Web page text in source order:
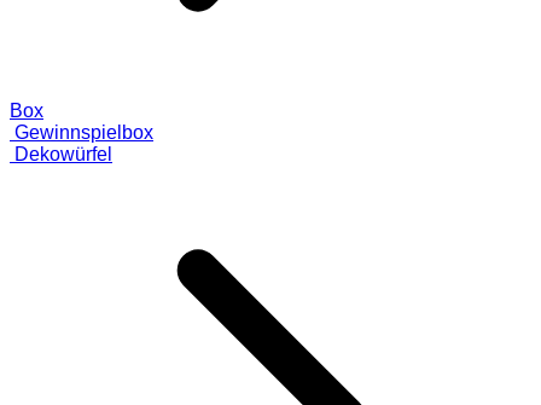
Box
Gewinnspielbox
Dekowürfel